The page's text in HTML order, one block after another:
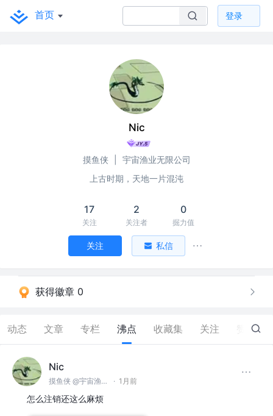
首页 登录
Nic
摸鱼侠
宇宙渔业无限公司
上古时期，天地一片混沌
17
关注
2
关注者
0
掘力值
关注 私信
获得徽章 0
动态 文章 专栏 沸点 收藏集 关注 143
Nic
摸鱼侠 @宇宙渔业无限公司 · 1月前
怎么注销还这么麻烦